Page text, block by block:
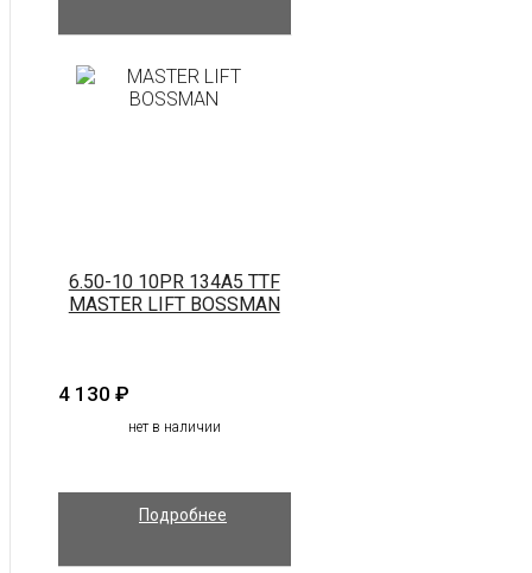
6.50-10 10PR 134A5 TTF
MASTER LIFT BOSSMAN
4 130 ₽
нет в наличии
Подробнее